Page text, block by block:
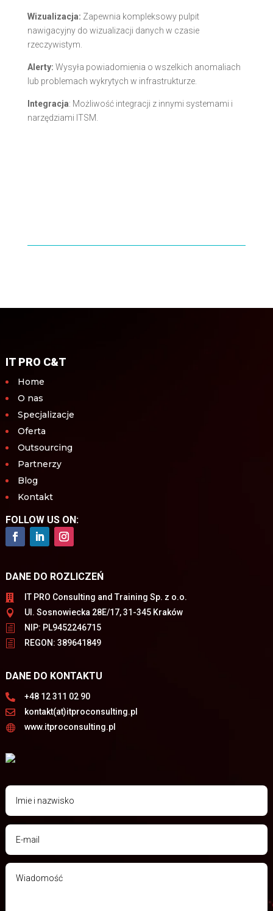
Wizualizacja: Zapewnia kompleksowy pulpit
nawigacyjny do wizualizacji danych w czasie
rzeczywistym.
Alerty: Wysyła powiadomienia o wszelkich anomaliach
lub problemach wykrytych w infrastrukturze.
Integracja: Możliwość integracji z innymi systemami i
narzędziami ITSM.
IT PRO C&T
Home
O nas
Specjalizacje
Oferta
Outsourcing
Partnerzy
Blog
Kontakt
FOLLOW US ON:
DANE DO ROZLICZEŃ

IT PRO Consulting and Training Sp. z o.o.

Ul. Sosnowiecka 28E/17, 31-345 Kraków
h
NIP: PL9452246715
h
REGON: 389641849
DANE DO KONTAKTU

+48 12 311 02 90

kontakt(at)itproconsulting.pl

www.itproconsulting.pl